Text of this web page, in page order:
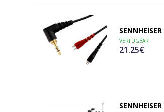
SENNHEISER
VERFÜGBAR
21.25€
SENNHEISER